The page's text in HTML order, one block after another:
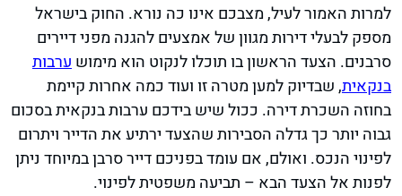
למרות האמור לעיל, מצבכם אינו כה נורא. החוק בישראל
מספק לבעלי דירות מגוון של אמצעים להגנה מפני דיירים
סרבנים. הצעד הראשון בו תוכלו לנקוט הוא מימושערבות
בנקאית, שבדיוק למען מטרה זו ועוד כמה אחרות קיימת
בחוזה השכרת דירה. ככול שיש בידכם ערבות בנקאית בסכום
גבוה יותר כך גדלה הסבירות שהצעד ירתיע את הדייר ויתרום
לפינוי הנכס. ואולם, אם עומד בפניכם דייר סרבן במיוחד ניתן
לפנות אל הצעד הבא – תביעה משפטית לפינוי.